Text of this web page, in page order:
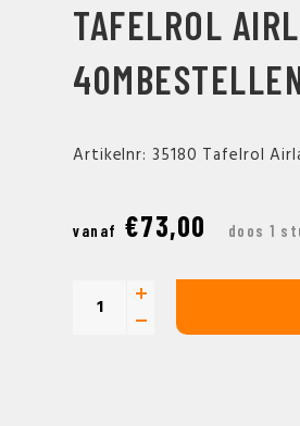
TAFELROL
Artikelnr: 35180 Tafelrol
vanaf €73,00 doos 1